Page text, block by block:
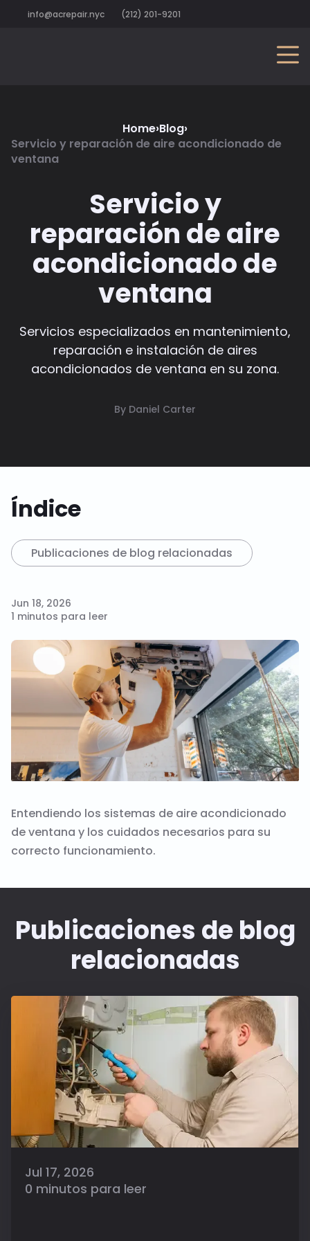
info@acrepair.nyc (212) 201-9201
Home›Blog›
Servicio y reparación de aire acondicionado de
ventana
Servicio y
reparación de aire
acondicionado de
ventana
Servicios especializados en mantenimiento,
reparación e instalación de aires
acondicionados de ventana en su zona.
By Daniel Carter
Índice
Publicaciones de blog relacionadas
Jun 18, 2026
1 minutos para leer
Entendiendo los sistemas de aire acondicionado
de ventana y los cuidados necesarios para su
correcto funcionamiento.
Publicaciones de blog
relacionadas
Jul 17, 2026
0 minutos para leer